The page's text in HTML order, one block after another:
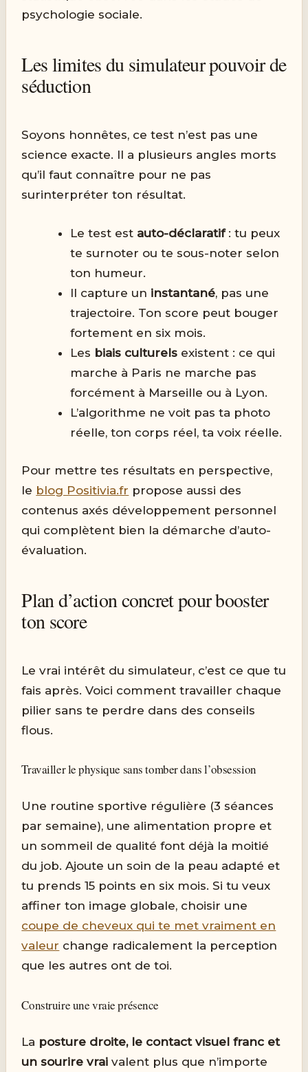
psychologie sociale.
Les limites du simulateur pouvoir de
séduction
Soyons honnêtes, ce test n’est pas une
science exacte. Il a plusieurs angles morts
qu’il faut connaître pour ne pas
surinterpréter ton résultat.
Le test est auto-déclaratif: tu peux
te surnoter ou te sous-noter selon
ton humeur.
Il capture un instantané, pas une
trajectoire. Ton score peut bouger
fortement en six mois.
Les biais culturels existent : ce qui
marche à Paris ne marche pas
forcément à Marseille ou à Lyon.
L’algorithme ne voit pas ta photo
réelle, ton corps réel, ta voix réelle.
Pour mettre tes résultats en perspective,
le blog Positivia.fr propose aussi des
contenus axés développement personnel
qui complètent bien la démarche d’auto-
évaluation.
Plan d’action concret pour booster
ton score
Le vrai intérêt du simulateur, c’est ce que tu
fais après. Voici comment travailler chaque
pilier sans te perdre dans des conseils
flous.
Travailler le physique sans tomber dans l’obsession
Une routine sportive régulière (3 séances
par semaine), une alimentation propre et
un sommeil de qualité font déjà la moitié
du job. Ajoute un soin de la peau adapté et
tu prends 15 points en six mois. Si tu veux
affiner ton image globale, choisir une
coupe de cheveux qui te met vraiment en
valeur change radicalement la perception
que les autres ont de toi.
Construire une vraie présence
La posture droite, le contact visuel franc et
un sourire vrai valent plus que n’importe